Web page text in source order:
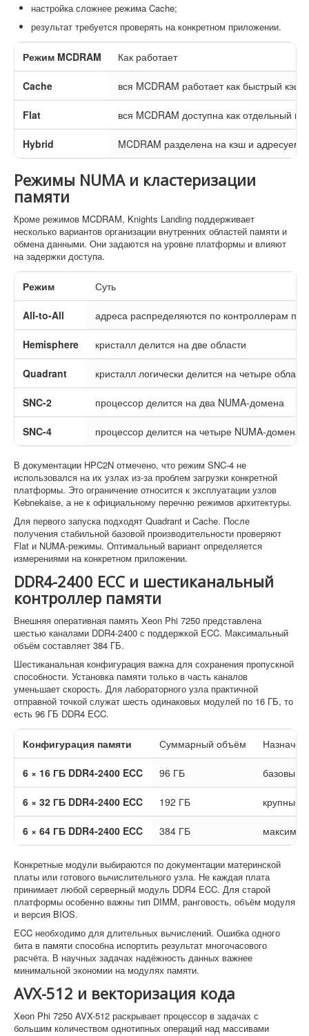
настройка сложнее режима Cache;
результат требуется проверять на конкретном приложении.
Режим MCDRAM Как работает
Cache вся MCDRAM работает как быстрый кэш
Flat вся MCDRAM доступна как отдельный
Hybrid MCDRAM разделена на кэш и
Режимы NUMA и кластеризации
памяти
Кроме режимов MCDRAM, Knights Landing поддерживает
несколько вариантов организации внутренних областей памяти и
обмена данными. Они задаются на уровне платформы и влияют
на задержки доступа.
Режим Суть
All-to-All адреса распределяются по контроллерам
Hemisphere кристалл делится на две области
Quadrant кристалл логически делится на четыре
SNC-2 процессор делится на два NUMA-домена
SNC-4 процессор делится на четыре NUMA-домена
В документации HPC2N отмечено, что режим SNC-4 не
использовался на их узлах из-за проблем загрузки конкретной
платформы. Это ограничение относится к эксплуатации узлов
Kebnekaise, а не к официальному перечню режимов архитектуры.
Для первого запуска подходят Quadrant и Cache. После
получения стабильной базовой производительности проверяют
Flat и NUMA-режимы. Оптимальный вариант определяется
измерениями на конкретном приложении.
DDR4-2400 ECC и шестиканальный
контроллер памяти
Внешняя оперативная память Xeon Phi 7250 представлена
шестью каналами DDR4-2400 с поддержкой ECC. Максимальный
объём составляет 384 ГБ.
Шестиканальная конфигурация важна для сохранения пропускной
способности. Установка памяти только в часть каналов
уменьшает скорость. Для лабораторного узла практичной
отправной точкой служат шесть одинаковых модулей по 16 ГБ, то
есть 96 ГБ DDR4 ECC.
Конфигурация памяти Суммарный объём
6 × 16 ГБ DDR4-2400 ECC 96 ГБ базовый
6 × 32 ГБ DDR4-2400 ECC 192 ГБ крупные
6 × 64 ГБ DDR4-2400 ECC 384 ГБ
Конкретные модули выбираются по документации материнской
платы или готового вычислительного узла. Не каждая плата
принимает любой серверный модуль DDR4 ECC. Для старой
платформы особенно важны тип DIMM, ранговость, объём модуля
и версия BIOS.
ECC необходимо для длительных вычислений. Ошибка одного
бита в памяти способна испортить результат многочасового
расчёта. В научных задачах надёжность данных важнее
минимальной экономии на модулях памяти.
AVX-512 и векторизация кода
Xeon Phi 7250 AVX-512 раскрывает процессор в задачах с
большим количеством однотипных операций над массивами